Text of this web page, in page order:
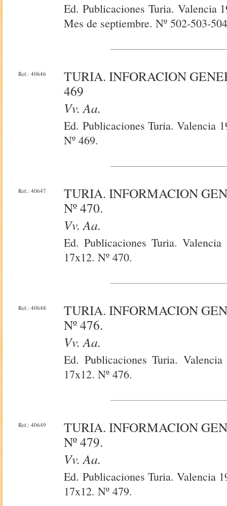
Ed. Publicaciones Turia. Valencia
Mes de septiembre. Nº 502-503-
Ref.: 40646
TURIA. INFORACION
469
Vv. Aa.
Ed. Publicaciones Turia. Valencia
Nº 469.
Ref.: 40647
TURIA. INFORMACION
Nº 470.
Vv. Aa.
Ed. Publicaciones Turia.
17x12. Nº 470.
Ref.: 40648
TURIA. INFORMACION
Nº 476.
Vv. Aa.
Ed. Publicaciones Turia.
17x12. Nº 476.
Ref.: 40649
TURIA. INFORMACION
Nº 479.
Vv. Aa.
Ed. Publicaciones Turia. Valencia
17x12. Nº 479.